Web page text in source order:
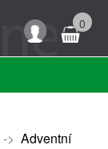
0
Adventní